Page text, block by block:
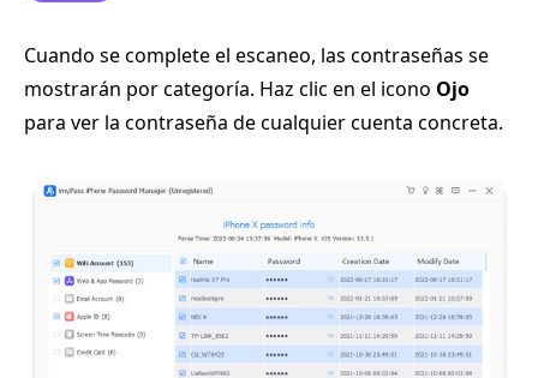
Cuando se complete el escaneo, las contraseñas se
mostrarán por categoría. Haz clic en el icono Ojo
para ver la contraseña de cualquier cuenta concreta.